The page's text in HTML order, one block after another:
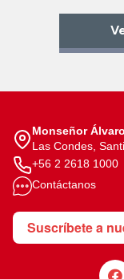
Monseñor
Las Condes,
+56 2 2618 1000
Contáctanos
Suscríbete a